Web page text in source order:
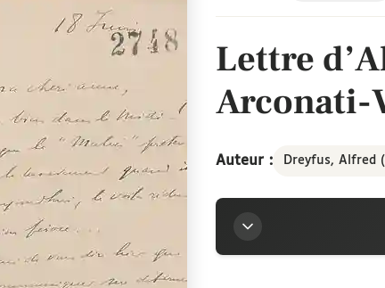
Lettre
Arconati-
Auteur : Dreyfus, Alfred